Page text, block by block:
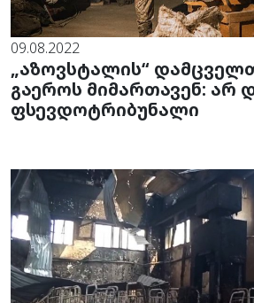
09.08.2022
„აზოვსტალის“
გაეროს მიმართავენ: არ
ფსევდოტრიბუნალი